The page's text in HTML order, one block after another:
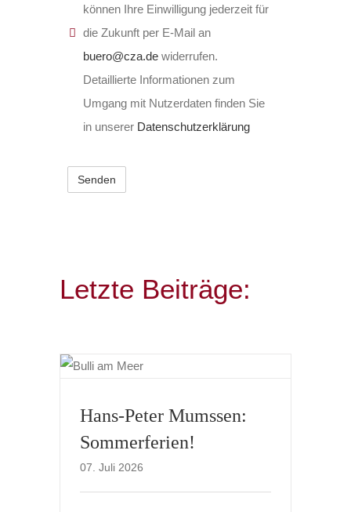
können Ihre Einwilligung jederzeit für
die Zukunft per E-Mail an
buero@cza.de widerrufen.
Detaillierte Informationen zum
Umgang mit Nutzerdaten finden Sie
in unserer Datenschutzerklärung
Letzte Beiträge:
Hans-Peter Mumssen:
Sommerferien!
07. Juli 2026